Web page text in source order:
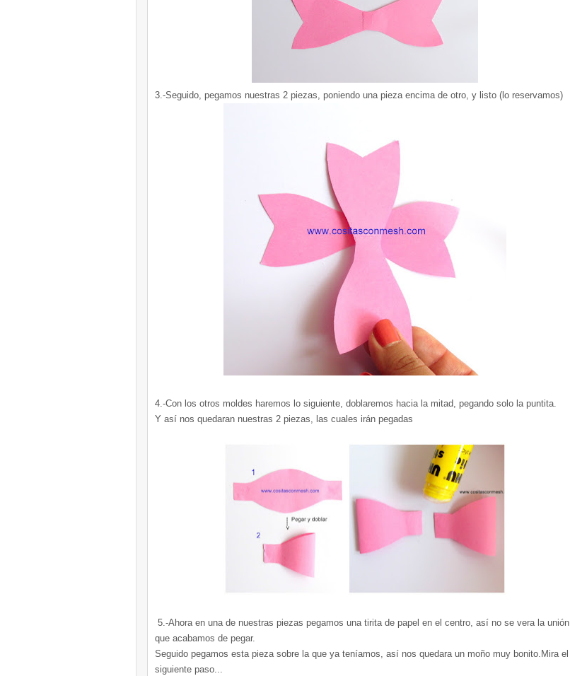
3.-Seguido, pegamos nuestras 2 piezas, poniendo una pieza encima de otro, y listo (lo reservamos)
4.-Con los otros moldes haremos lo siguiente, doblaremos hacia la mitad, pegando solo la puntita.
Y así nos quedaran nuestras 2 piezas, las cuales irán pegadas
5.-Ahora en una de nuestras piezas pegamos una tirita de papel en el centro, así no se vera la unión
que acabamos de pegar.
Seguido pegamos esta pieza sobre la que ya teníamos, así nos quedara un moño muy bonito.Mira el
siguiente paso...